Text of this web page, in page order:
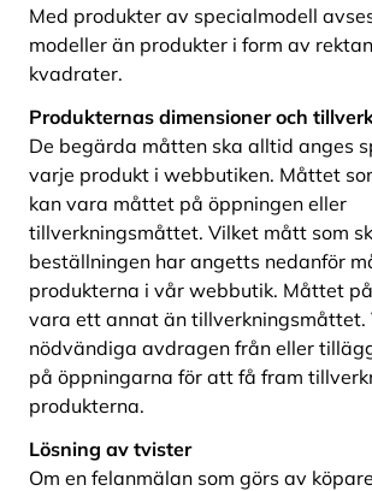
Med produkter av specialmodell
modeller än produkter i form av
kvadrater.
Produkternas dimensioner och
De begärda måtten ska alltid anges
varje produkt i webbutiken. Måttet
kan vara måttet på öppningen eller
tillverkningsmåttet. Vilket mått som
beställningen har angetts nedanför
produkterna i vår webbutik. Måttet
vara ett annat än tillverkningsmåttet.
nödvändiga avdragen från eller
på öppningarna för att få fram
produkterna.
Lösning av tvister
Om en felanmälan som görs av